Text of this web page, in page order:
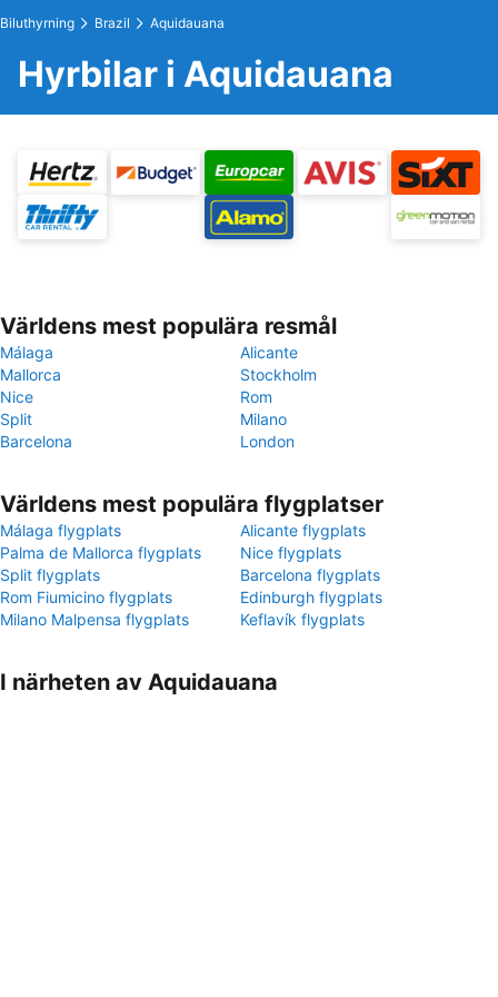
Biluthyrning Brazil Aquidauana
Hyrbilar i Aquidauana
Världens mest populära resmål
Málaga
Alicante
Mallorca
Stockholm
Nice
Rom
Split
Milano
Barcelona
London
Världens mest populära flygplatser
Málaga flygplats
Alicante flygplats
Palma de Mallorca flygplats
Nice flygplats
Split flygplats
Barcelona flygplats
Rom Fiumicino flygplats
Edinburgh flygplats
Milano Malpensa flygplats
Keflavík flygplats
I närheten av Aquidauana